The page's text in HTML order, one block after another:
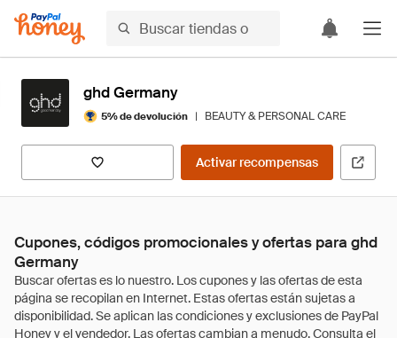
ghd Germany
5% de devolución | BEAUTY & PERSONAL CARE
Activar recompensas
Cupones, códigos promocionales y ofertas para ghd
Germany